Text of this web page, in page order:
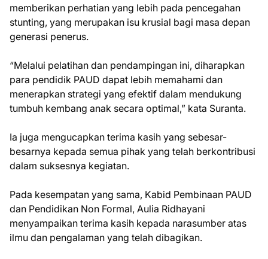
memberikan perhatian yang lebih pada pencegahan
stunting, yang merupakan isu krusial bagi masa depan
generasi penerus.
“Melalui pelatihan dan pendampingan ini, diharapkan
para pendidik PAUD dapat lebih memahami dan
menerapkan strategi yang efektif dalam mendukung
tumbuh kembang anak secara optimal,” kata Suranta.
Ia juga mengucapkan terima kasih yang sebesar-
besarnya kepada semua pihak yang telah berkontribusi
dalam suksesnya kegiatan.
Pada kesempatan yang sama, Kabid Pembinaan PAUD
dan Pendidikan Non Formal, Aulia Ridhayani
menyampaikan terima kasih kepada narasumber atas
ilmu dan pengalaman yang telah dibagikan.